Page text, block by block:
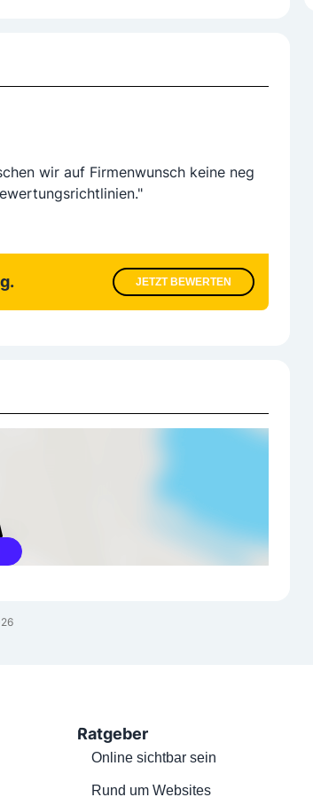
wir auf Firmenwunsch keine neg
JETZT BEWERTEN
Ratgeber
Online sichtbar sein
Rund um Websites